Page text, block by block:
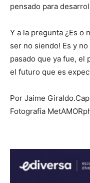
pensado para
Y a la pregunta ¿Es o
ser no siendo! Es y
pasado que ya fue, el
el futuro que es
Por Jaime
Fotografía